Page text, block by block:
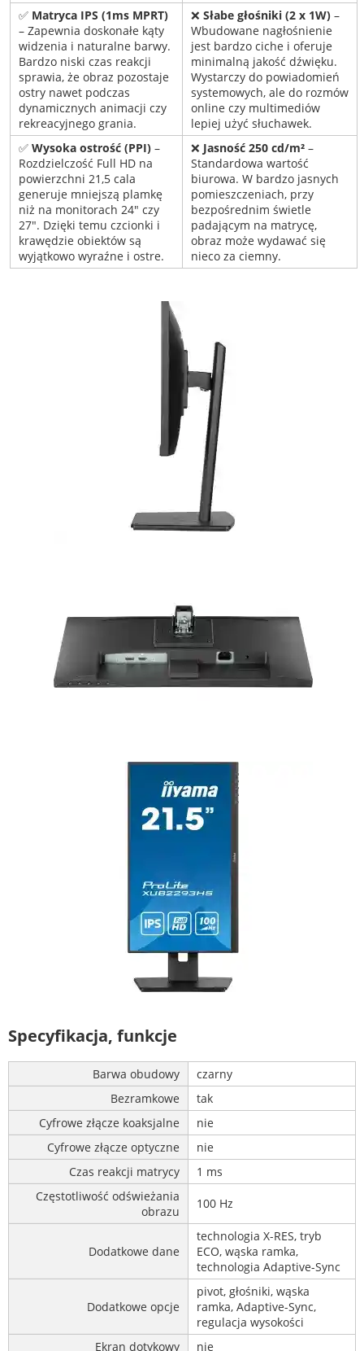
✅ Matryca IPS (1ms MPRT)
– Zapewnia doskonałe kąty
widzenia i naturalne barwy.
Bardzo niski czas reakcji
sprawia, że obraz pozostaje
ostry nawet podczas
dynamicznych animacji czy
rekreacyjnego grania.
❌ Słabe głośniki (2 x 1W)–
Wbudowane nagłośnienie
jest bardzo ciche i oferuje
minimalną jakość dźwięku.
Wystarczy do powiadomień
systemowych, ale do rozmów
online czy multimediów
lepiej użyć słuchawek.
✅ Wysoka ostrość (PPI)–
Rozdzielczość Full HD na
powierzchni 21,5 cala
generuje mniejszą plamkę
niż na monitorach 24" czy
27". Dzięki temu czcionki i
krawędzie obiektów są
wyjątkowo wyraźne i ostre.
❌ Jasność 250 cd/m²–
Standardowa wartość
biurowa. W bardzo jasnych
pomieszczeniach, przy
bezpośrednim świetle
padającym na matrycę,
obraz może wydawać się
nieco za ciemny.
Specyfikacja, funkcje
Barwa obudowy
czarny
Bezramkowe
tak
Cyfrowe złącze koaksjalne
nie
Cyfrowe złącze optyczne
nie
Czas reakcji matrycy
1 ms
Częstotliwość odświeżania
obrazu
100 Hz
Dodatkowe dane
technologia X-RES, tryb
ECO, wąska ramka,
technologia Adaptive-Sync
Dodatkowe opcje
pivot, głośniki, wąska
ramka, Adaptive-Sync,
regulacja wysokości
Ekran dotykowy
nie